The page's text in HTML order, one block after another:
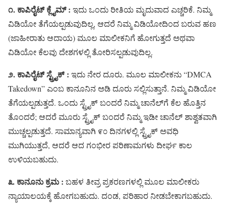
೧. ಕಾಪಿರೈಟ್ ಕ್ಲೈಮ್ : ಇದು ಒಂದು ರೀತಿಯ ಮೃದುವಾದ ಎಚ್ಚರಿಕೆ. ನಿಮ್ಮ
ವಿಡಿಯೋ ತೆಗೆಯಲ್ಪಡುವುದಿಲ್ಲ, ಆದರೆ ನಿಮ್ಮ ವಿಡಿಯೋದಿಂದ ಬರುವ ಹಣ
(ಜಾಹೀರಾತು ಆದಾಯ) ಮೂಲ ಮಾಲೀಕನಿಗೆ ಹೋಗುತ್ತದೆ ಅಥವಾ
ವಿಡಿಯೋ ಕೆಲವು ದೇಶಗಳಲ್ಲಿ ತೋರಿಸಲ್ಪಡುವುದಿಲ್ಲ.
೨. ಕಾಪಿರೈಟ್ ಸ್ಟ್ರೈಕ್ : ಇದು ನೇರ ದೂರು. ಮೂಲ ಮಾಲೀಕನು “DMCA
Takedown” ಎಂಬ ಕಾನೂನಿನ ಅಡಿ ದೂರು ಸಲ್ಲಿಸುತ್ತಾನೆ. ನಿಮ್ಮ ವಿಡಿಯೋ
ತೆಗೆಯಲ್ಪಡುತ್ತದೆ. ಒಂದು ಸ್ಟ್ರೈಕ್ ಬಂದರೆ ನಿಮ್ಮ ಚಾನೆಲ್‌ಗೆ ಕೆಲ ಹೊತ್ತಿನ
ತೊಂದರೆ; ಆದರೆ ಮೂರು ಸ್ಟ್ರೈಕ್ ಬಂದರೆ ನಿಮ್ಮ ಇಡೀ ಚಾನೆಲ್ ಶಾಶ್ವತವಾಗಿ
ಮುಚ್ಚಲ್ಪಡುತ್ತದೆ. ಸಾಮಾನ್ಯವಾಗಿ ೯೦ ದಿನಗಳಲ್ಲಿ ಸ್ಟ್ರೈಕ್ ಅವಧಿ
ಮುಗಿಯುತ್ತದೆ, ಆದರೆ ಆದ ಗಂಭೀರ ಪರಿಣಾಮಗಳು ದೀರ್ಘ ಕಾಲ
ಉಳಿಯಬಹುದು.
೩. ಕಾನೂನು ಕ್ರಮ : ಬಹಳ ತೀವ್ರ ಪ್ರಕರಣಗಳಲ್ಲಿ ಮೂಲ ಮಾಲೀಕರು
ನ್ಯಾಯಾಲಯಕ್ಕೆ ಹೋಗಬಹುದು. ದಂಡ, ಪರಿಹಾರ ನೀಡಬೇಕಾಗಬಹುದು.